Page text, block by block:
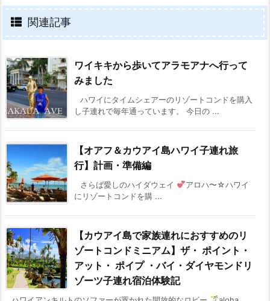
関連記事
ワイキキから歩いてアラモアナへ行って
みました
ハワイにタイムシェアーのリゾートコンドを購入
し子連れで毎年通っています。 今日の ...
【オアフ＆カウアイ島ハワイ子連れ旅
行】計画・準備編
さらば愛しのハイダウェイ
アロハ〜☆ハワイ
にリゾートコンドを購 ...
【カウアイ島で家族連れにおすすめのリ
ゾートコンドミニアム】ザ・ ポイント・
アット・ ポイプ ・バイ・ダイヤモンドリ
ゾーツ子連れ宿泊体験記